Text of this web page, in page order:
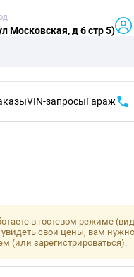
Московская, д 6 стр 5)
VIN-запросыГараж
в гостевом режиме
свои цены, вам
(или зарегистрироваться).